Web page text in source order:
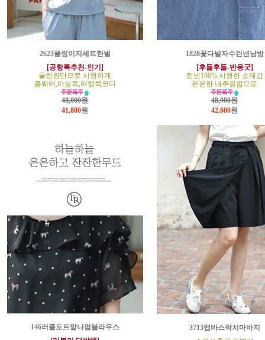
2623쿨링이지세트한벌
[공항룩추천-인기]
쿨링원단으로 시원하게
홈웨어,마실룩,여행룩코디
48,000원
41,800원
1828꽃다발자수린넨남방
[후들후들-반응굿]
린넨100% 시원한 소재감
은은한 내추럴함으로
48,900원
42,600원
146러플도트말나염블라우스
3713랩바스락치마바지